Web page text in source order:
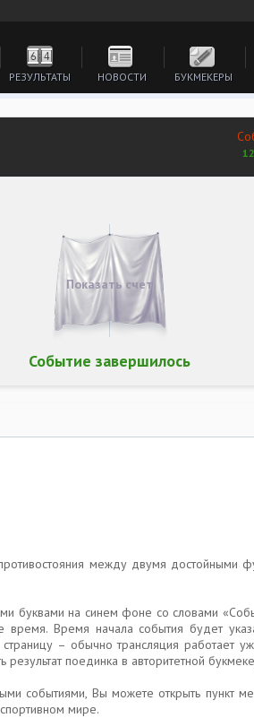
РЕЗУЛЬТАТЫ НОВОСТИ БУКМЕКЕРЫ
Событие завершилось
Показать счет
между двумя достойными
буквами на синем фоне со словами
Время начала события будет
– обычно трансляция работает
поединка в авторитетной
событиями, Вы можете открыть пункт
мире.